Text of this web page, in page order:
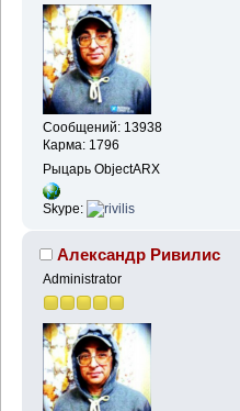
Сообщений: 13938
Карма: 1796
Рыцарь ObjectARX
Skype:
Александр Ривилис
Administrator